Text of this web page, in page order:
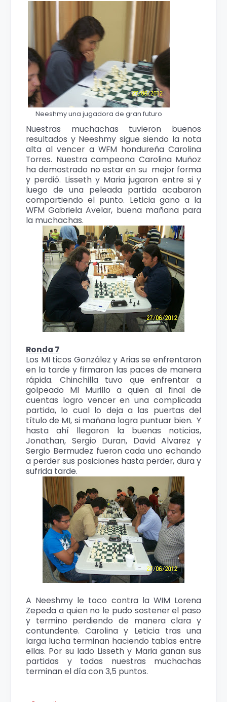
Neeshmy una jugadora de gran futuro
Nuestras muchachas tuvieron buenos
resultados y Neeshmy sigue siendo la nota
alta al vencer a WFM hondureña Carolina
Torres. Nuestra campeona Carolina Muñoz
ha demostrado no estar en su mejor forma
y perdió. Lisseth y Maria jugaron entre si y
luego de una peleada partida acabaron
compartiendo el punto. Leticia gano a la
WFM Gabriela Avelar, buena mañana para
la muchachas.
Ronda 7
Los MI ticos González y Arias se enfrentaron
en la tarde y firmaron las paces de manera
rápida. Chinchilla tuvo que enfrentar a
golpeado MI Murillo a quien al final de
cuentas logro vencer en una complicada
partida, lo cual lo deja a las puertas del
título de MI, si mañana logra puntuar bien. Y
hasta ahí llegaron la buenas noticias,
Jonathan, Sergio Duran, David Alvarez y
Sergio Bermudez fueron cada uno echando
a perder sus posiciones hasta perder, dura y
sufrida tarde.
A Neeshmy le toco contra la WIM Lorena
Zepeda a quien no le pudo sostener el paso
y termino perdiendo de manera clara y
contundente. Carolina y Leticia tras una
larga lucha terminan haciendo tablas entre
ellas. Por su lado Lisseth y Maria ganan sus
partidas y todas nuestras muchachas
terminan el día con 3,5 puntos.